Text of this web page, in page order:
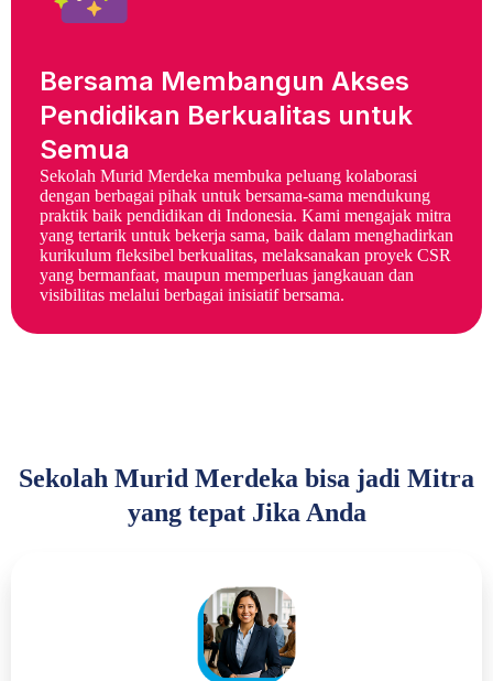
Bersama Membangun Akses
Pendidikan Berkualitas untuk
Semua
Sekolah Murid Merdeka membuka peluang kolaborasi
dengan berbagai pihak untuk bersama-sama mendukung
praktik baik pendidikan di Indonesia. Kami mengajak mitra
yang tertarik untuk bekerja sama, baik dalam menghadirkan
kurikulum fleksibel berkualitas, melaksanakan proyek CSR
yang bermanfaat, maupun memperluas jangkauan dan
visibilitas melalui berbagai inisiatif bersama.
Sekolah Murid Merdeka bisa jadi Mitra
yang tepat Jika Anda